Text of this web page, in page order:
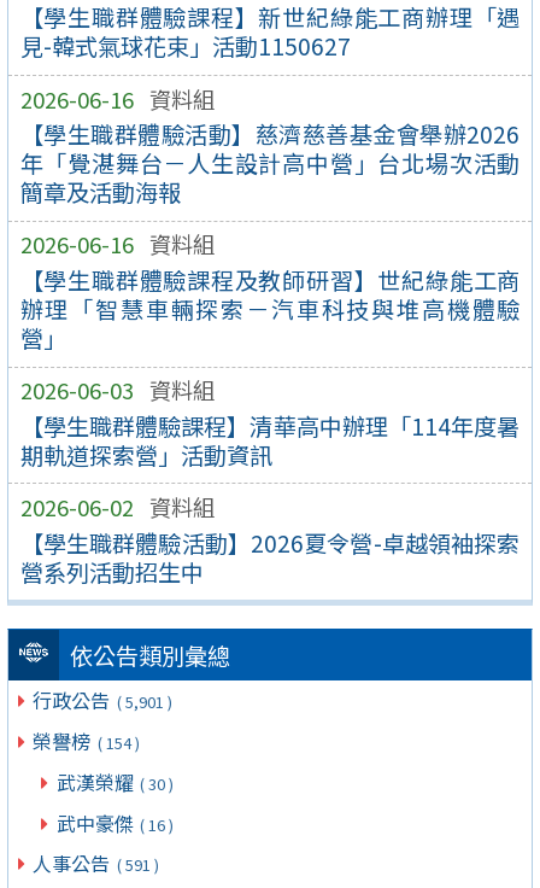
【學生職群體驗課程】新世紀綠能工商辦理「遇
見-韓式氣球花束」活動1150627
2026-06-16 資料組
【學生職群體驗活動】慈濟慈善基金會舉辦2026
年「覺湛舞台－人生設計高中營」台北場次活動
簡章及活動海報
2026-06-16 資料組
【學生職群體驗課程及教師研習】世紀綠能工商
辦理「智慧車輛探索－汽車科技與堆高機體驗
營」
2026-06-03 資料組
【學生職群體驗課程】清華高中辦理「114年度暑
期軌道探索營」活動資訊
2026-06-02 資料組
【學生職群體驗活動】2026夏令營-卓越領袖探索
營系列活動招生中
依公告類別彙總
行政公告 ( 5,901 )
榮譽榜 ( 154 )
武漢榮耀 ( 30 )
武中豪傑 ( 16 )
人事公告 ( 591 )